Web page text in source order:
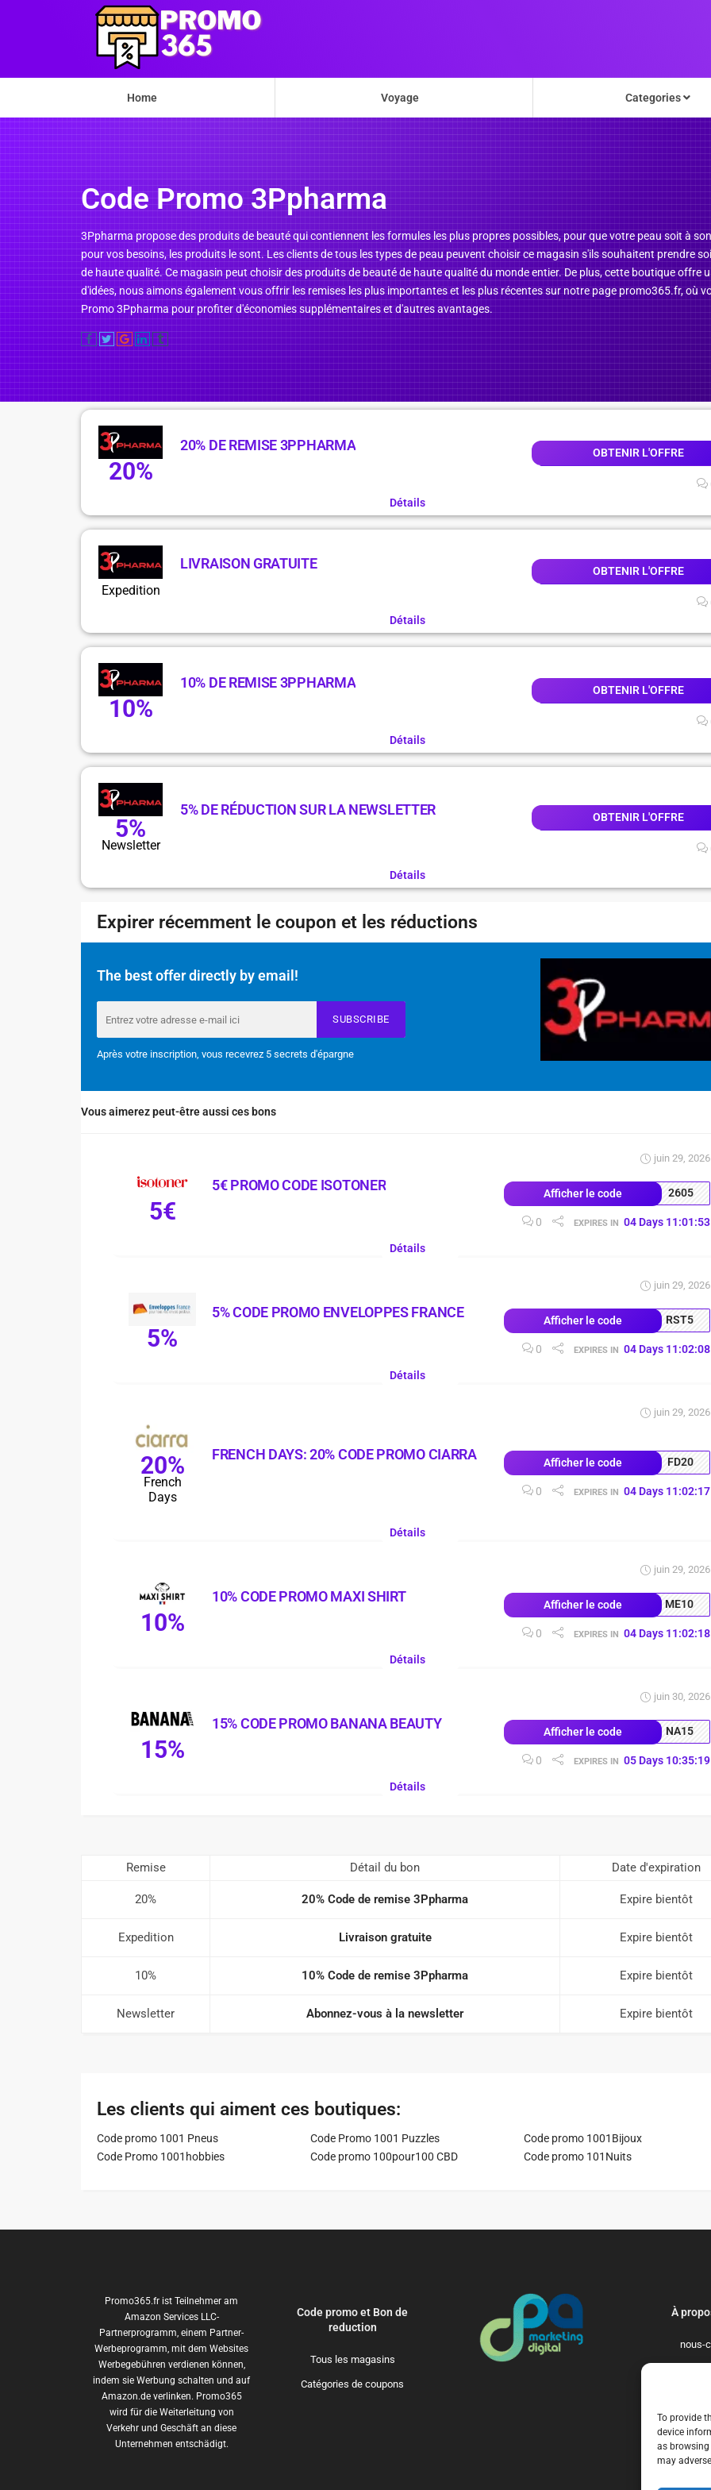
To provide
device
as
may
Home Voyage Categories
Code Promo 3Ppharma
3Ppharma propose des produits de beauté qui contiennent les formules les plus propres possibles, pour que votre peau soit à
pour vos besoins, les produits le sont. Les clients de tous les types de peau peuvent choisir ce magasin s'ils souhaitent prendre
de haute qualité. Ce magasin peut choisir des produits de beauté de haute qualité du monde entier. De plus, cette boutique offre
d'idées, nous aimons également vous offrir les remises les plus importantes et les plus récentes sur notre page promo365.fr, où
Promo 3Ppharma pour profiter d'économies supplémentaires et d'autres avantages.
20%
20% DE REMISE 3PPHARMA OBTENIR L'OFFRE
Détails
Expedition
LIVRAISON GRATUITE OBTENIR L'OFFRE
Détails
10%
10% DE REMISE 3PPHARMA OBTENIR L'OFFRE
Détails
5%
Newsletter
5% DE RÉDUCTION SUR LA NEWSLETTER OBTENIR L'OFFRE
Détails
Expirer récemment le coupon et les réductions
The best offer directly by email!
SUBSCRIBE
Après votre inscription, vous recevrez 5 secrets d'épargne
Vous aimerez peut-être aussi ces bons
5€
5€ PROMO CODE ISOTONER
juin 29, 2026
Afficher le code 2605
0 EXPIRES IN 04 Days 11:01:52
Détails
5%
5% CODE PROMO ENVELOPPES FRANCE
juin 29, 2026
Afficher le code RST5
0 EXPIRES IN 04 Days 11:02:07
Détails
20%
French
Days
FRENCH DAYS: 20% CODE PROMO CIARRA
juin 29, 2026
Afficher le code FD20
0 EXPIRES IN 04 Days 11:02:16
Détails
10%
10% CODE PROMO MAXI SHIRT
juin 29, 2026
Afficher le code ME10
0 EXPIRES IN 04 Days 11:02:17
Détails
15%
15% CODE PROMO BANANA BEAUTY
juin 30, 2026
Afficher le code NA15
0 EXPIRES IN 05 Days 10:35:18
Détails
Remise Détail du bon Date d'expiration
20% 20% Code de remise 3Ppharma Expire bientôt
Expedition Livraison gratuite Expire bientôt
10% 10% Code de remise 3Ppharma Expire bientôt
Newsletter Abonnez-vous à la newsletter Expire bientôt
Les clients qui aiment ces boutiques:
Code promo 1001 Pneus Code Promo 1001 Puzzles
Code promo 1001Bijoux
Code Promo 1001hobbies
Code promo 100pour100 CBD Code promo 101Nuits
Promo365.fr ist Teilnehmer am
Amazon Services LLC-
Partnerprogramm, einem Partner-
Werbeprogramm, mit dem Websites
Werbegebühren verdienen können,
indem sie Werbung schalten und auf
Amazon.de verlinken. Promo365
wird für die Weiterleitung von
Verkehr und Geschäft an diese
Unternehmen entschädigt.
Code promo et Bon de
reduction
Tous les magasins
Catégories de coupons
À
nous-